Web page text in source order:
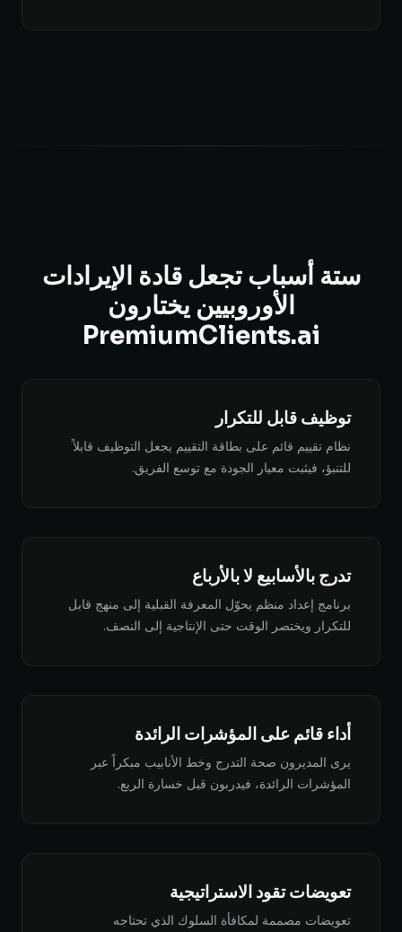
ستة أسباب تجعل قادة الإيرادات
الأوروبيين يختارون
PremiumClients.ai
توظيف قابل للتكرار
نظام تقييم قائم على بطاقة التقييم يجعل التوظيف قابلاً
للتنبؤ، فيثبت معيار الجودة مع توسع الفريق.
تدرج بالأسابيع لا بالأرباع
برنامج إعداد منظم يحوّل المعرفة القبلية إلى منهج قابل
للتكرار ويختصر الوقت حتى الإنتاجية إلى النصف.
أداء قائم على المؤشرات الرائدة
يرى المديرون صحة التدرج وخط الأنابيب مبكراً عبر
المؤشرات الرائدة، فيدربون قبل خسارة الربع.
تعويضات تقود الاستراتيجية
تعويضات مصممة لمكافأة السلوك الذي تحتاجه